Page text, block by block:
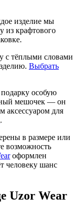
изделие мы
из крафтового
с тёплыми словами
Выбрать
особую
мешочек — он
аксессуаром для
.
в размере или
возможность
оформлен
человеку шанс
Uzor Wear